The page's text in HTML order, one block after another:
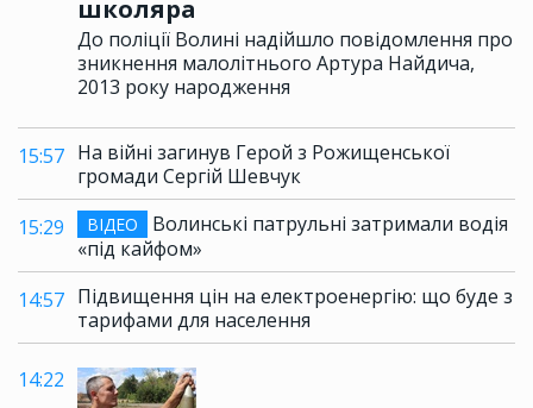
школяра
До поліції Волині надійшло повідомлення про
зникнення малолітнього Артура Найдича,
2013 року народження
15:57 На війні загинув Герой з Рожищенської
громади Сергій Шевчук
15:29
ВІДЕО
Волинські патрульні затримали водія
«під кайфом»
14:57 Підвищення цін на електроенергію: що буде з
тарифами для населення
14:22